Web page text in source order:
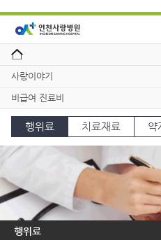
사랑이야기
비급여 진료비
행위료 치료재료 약
행위료